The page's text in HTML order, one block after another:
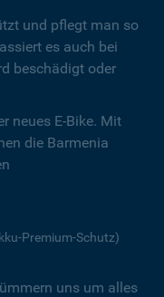
und pflegt man so
es auch bei
beschädigt oder
neues E-Bike. Mit
die Barmenia
Premium-Schutz)
uns um alles